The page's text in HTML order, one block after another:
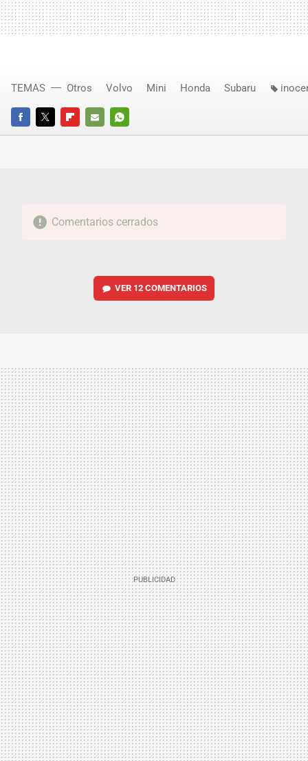
FACEBOOKTWITTERFLIPBOARD
E-
WHATSAPP
TEMAS Otros Volvo Mini Honda Subaru
Comentarios cerrados
VER 12 COMENTARIOS